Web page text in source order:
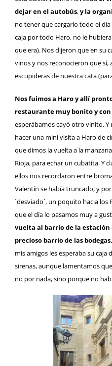
dejar en el autobús,y la
no tener que cargarlo todo el
caja por todo Haro, no le
que era). Nos dijeron que en su
vinos y nos reconocieron que sí,
escupideras de nuestra cata
Nos fuimos a Haro y allí
restaurante muy bonito y
esperábamos cayó otro vinito. Y
hacer una mini visita a Haro de
que dimos la vuelta a la
Rioja, para echar un cubatita. Y
ellos nos recordaron entre
Valentín se había truncado, y
´desviado´, un poquito hacia los
que el día lo pasamos muy a
vuelta al barrio de la
precioso barrio de las
mis amigos les esperaba su caja
sirenas, aunque lamentamos
no por nada, sino porque no